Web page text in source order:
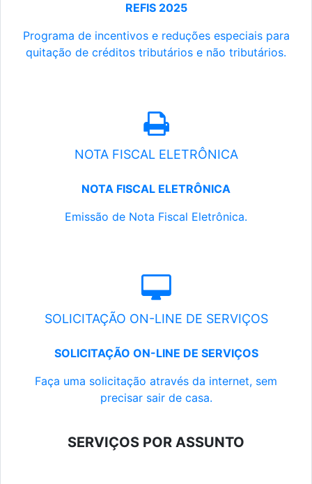
REFIS 2025
Programa de incentivos e reduções especiais para
quitação de créditos tributários e não tributários.
NOTA FISCAL ELETRÔNICA
NOTA FISCAL ELETRÔNICA
Emissão de Nota Fiscal Eletrônica.
SOLICITAÇÃO ON-LINE DE SERVIÇOS
SOLICITAÇÃO ON-LINE DE SERVIÇOS
Faça uma solicitação através da internet, sem
precisar sair de casa.
SERVIÇOS POR ASSUNTO